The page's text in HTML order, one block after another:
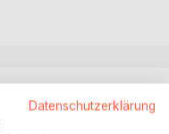
Datenschutzerklärung